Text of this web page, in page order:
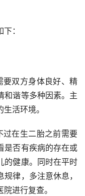
：
双方身体良好、精
和谐等多种因素。主
活环境。
在生二胎之前需要
是否有疾病的存在或
的健康。同时在平时
律，多注意休息，
进行复查。